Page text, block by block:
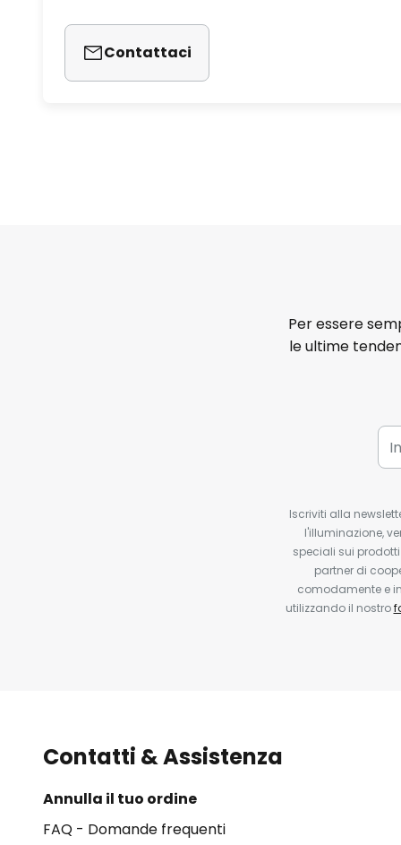
Contattaci
Per essere
le ultime
Iscriviti alla
l'illuminazione,
speciali sui
partner di
comodamente e
utilizzando il nostro
Contatti & Assistenza
Annulla il tuo ordine
FAQ - Domande frequenti